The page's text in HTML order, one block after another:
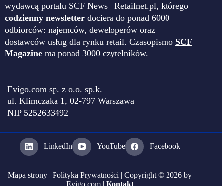
wydawcą portalu SCF News | Retailnet.pl, którego
codzienny newsletter dociera do ponad 6000
odbiorców: najemców, deweloperów oraz
dostawców usług dla rynku retail. Czasopismo SCF
Magazine ma ponad 3000 czytelników.
Evigo.com sp. z o.o. sp.k.
ul. Klimczaka 1, 02-797 Warszawa
NIP 5252633492
LinkedIn YouTube Facebook
Mapa strony |Polityka Prywatności | Copyright © 2026 by
Evigo.com | Kontakt